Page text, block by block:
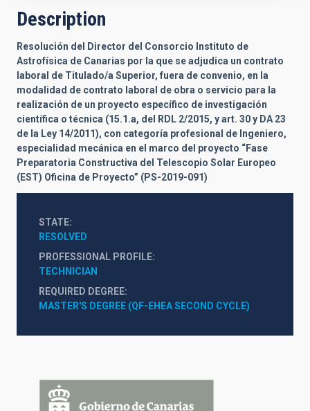
Description
Resolución del Director del Consorcio Instituto de
Astrofísica de Canarias por la que se adjudica un contrato
laboral de Titulado/a Superior, fuera de convenio, en la
modalidad de contrato laboral de obra o servicio para la
realización de un proyecto específico de investigación
científica o técnica (15.1.a, del RDL 2/2015, y art. 30 y DA 23
de la Ley 14/2011), con categoría profesional de Ingeniero,
especialidad mecánica en el marco del proyecto “Fase
Preparatoria Constructiva del Telescopio Solar Europeo
(EST) Oficina de Proyecto” (PS-2019-091)
STATE
RESOLVED
PROFESSIONAL PROFILE
TECHNICIAN
REQUIRED DEGREE
MASTER'S DEGREE (QF-EHEA SECOND CYCLE)